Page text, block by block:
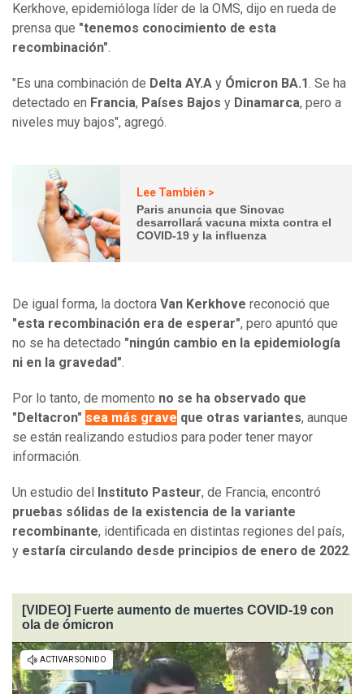
Kerkhove, epidemióloga líder de la OMS, dijo en rueda de
prensa que "tenemos conocimiento de esta
recombinación".
"Es una combinación de Delta AY.A y Ómicron BA.1. Se ha
detectado en Francia, Países Bajos y Dinamarca, pero a
niveles muy bajos", agregó.
Lee También >
Paris anuncia que Sinovac
desarrollará vacuna mixta contra el
COVID-19 y la influenza
De igual forma, la doctora Van Kerkhove reconoció que
"esta recombinación era de esperar", pero apuntó que
no se ha detectado "ningún cambio en la epidemiología
ni en la gravedad".
Por lo tanto, de momento no se ha observado que
"Deltacron" sea más grave que otras variantes, aunque
se están realizando estudios para poder tener mayor
información.
Un estudio del Instituto Pasteur, de Francia, encontró
pruebas sólidas de la existencia de la variante
recombinante, identificada en distintas regiones del país,
y estaría circulando desde principios de enero de 2022.
[VIDEO] Fuerte aumento de muertes COVID-19 con
ola de ómicron